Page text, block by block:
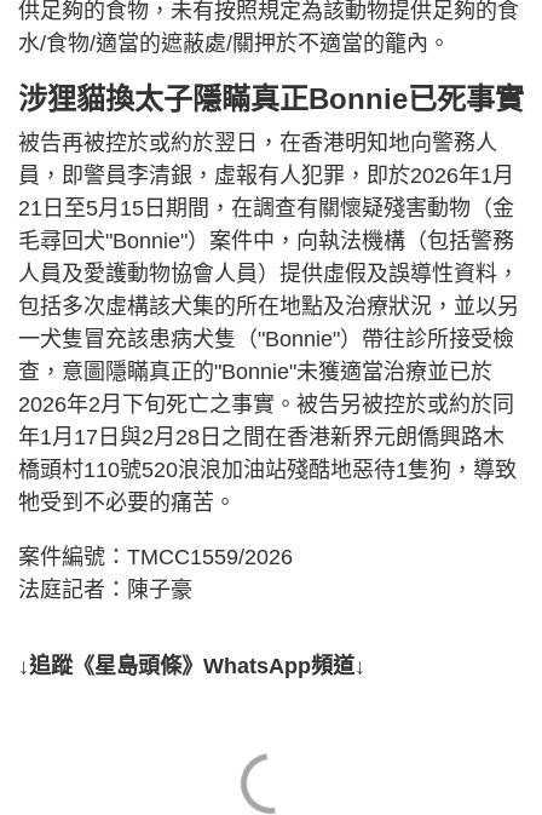
供足夠的食物，未有按照規定為該動物提供足夠的食
水/食物/適當的遮蔽處/關押於不適當的籠內。
涉狸貓換太子隱瞞真正Bonnie已死事實
被告再被控於或約於翌日，在香港明知地向警務人
員，即警員李清銀，虛報有人犯罪，即於2026年1月
21日至5月15日期間，在調查有關懷疑殘害動物（金
毛尋回犬"Bonnie"）案件中，向執法機構（包括警務
人員及愛護動物協會人員）提供虛假及誤導性資料，
包括多次虛構該犬集的所在地點及治療狀況，並以另
一犬隻冒充該患病犬隻（"Bonnie"）帶往診所接受檢
查，意圖隱瞞真正的"Bonnie"未獲適當治療並已於
2026年2月下旬死亡之事實。被告另被控於或約於同
年1月17日與2月28日之間在香港新界元朗僑興路木
橋頭村110號520浪浪加油站殘酷地惡待1隻狗，導致
牠受到不必要的痛苦。
案件編號：TMCC1559/2026
法庭記者：陳子豪
↓追蹤《星島頭條》WhatsApp頻道↓